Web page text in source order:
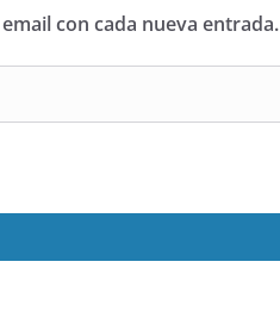
con cada nueva entrada.